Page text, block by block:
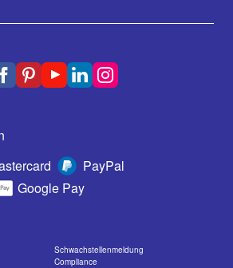
PayPal
Google Pay
Schwachstellenmeldung
Compliance